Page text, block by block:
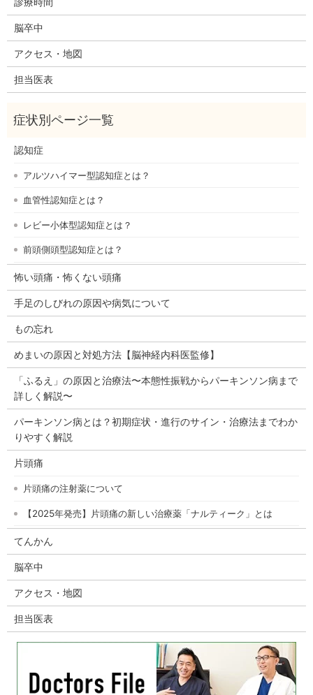
脳卒中
アクセス・地図
担当医表
認知症
アルツハイマー型認知症とは？
血管性認知症とは？
レビー小体型認知症とは？
前頭側頭型認知症とは？
怖い頭痛・怖くない頭痛
手足のしびれの原因や病気について
もの忘れ
めまいの原因と対処方法【脳神経内科医監修】
「ふるえ」の原因と治療法〜本態性振戦からパーキンソン病まで
詳しく解説〜
パーキンソン病とは？初期症状・進行のサイン・治療法までわか
りやすく解説
片頭痛
片頭痛の注射薬について
【2025年発売】片頭痛の新しい治療薬「ナルティーク」とは
てんかん
脳卒中
アクセス・地図
担当医表